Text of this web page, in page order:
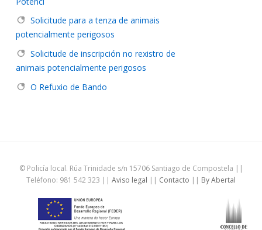
Solicitude para a tenza de animais
potencialmente perigosos
Solicitude de inscripción no rexistro de
animais potencialmente perigosos
O Refuxio de Bando
© Policía local. Rúa Trinidade s/n 15706 Santiago de Compostela ||
Teléfono: 981 542 323 || Aviso legal || Contacto || By Abertal